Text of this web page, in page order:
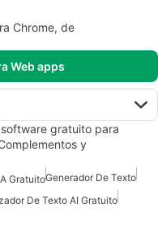
Chrome, de
Web apps
gratuito para
y
GratuitoGenerador De Texto
De Texto AI Gratuito